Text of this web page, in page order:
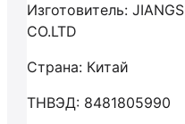
Изготовитель:
CO.LTD
Страна: Китай
ТНВЭД: 8481805990